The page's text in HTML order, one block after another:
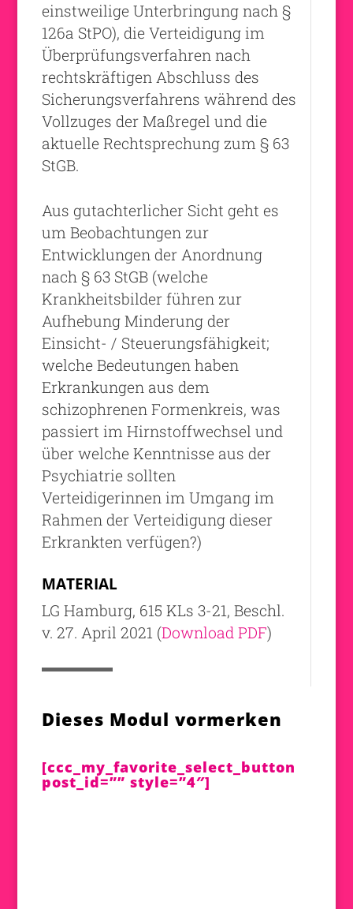
einstweilige Unterbringung nach §
126a StPO), die Verteidigung im
Überprüfungsverfahren nach
rechtskräftigen Abschluss des
Sicherungsverfahrens während des
Vollzuges der Maßregel und die
aktuelle Rechtsprechung zum § 63
StGB.
Aus gutachterlicher Sicht geht es
um Beobachtungen zur
Entwicklungen der Anordnung
nach § 63 StGB (welche
Krankheitsbilder führen zur
Aufhebung Minderung der
Einsicht- / Steuerungsfähigkeit;
welche Bedeutungen haben
Erkrankungen aus dem
schizophrenen Formenkreis, was
passiert im Hirnstoffwechsel und
über welche Kenntnisse aus der
Psychiatrie sollten
Verteidigerinnen im Umgang im
Rahmen der Verteidigung dieser
Erkrankten verfügen?)
MATERIAL
LG Hamburg, 615 KLs 3-21, Beschl.
v. 27. April 2021 (Download PDF)
Dieses Modul vormerken
[ccc_my_favorite_select_button
post_id=”” style=”4″]